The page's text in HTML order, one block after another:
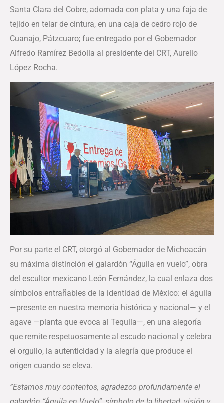
Santa Clara del Cobre, adornada con plata y una faja de
tejido en telar de cintura, en una caja de cedro rojo de
Cuanajo, Pátzcuaro; fue entregado por el Gobernador
Alfredo Ramírez Bedolla al presidente del CRT, Aurelio
López Rocha.
Por su parte el CRT, otorgó al Gobernador de Michoacán
su máxima distinción el galardón “Águila en vuelo”, obra
del escultor mexicano León Fernández, la cual enlaza dos
símbolos entrañables de la identidad de México: el águila
—presente en nuestra memoria histórica y nacional— y el
agave —planta que evoca al Tequila—, en una alegoría
que remite respetuosamente al escudo nacional y celebra
el orgullo, la autenticidad y la alegría que produce el
origen cuando se eleva.
”Estamos muy contentos, agradezco profundamente el